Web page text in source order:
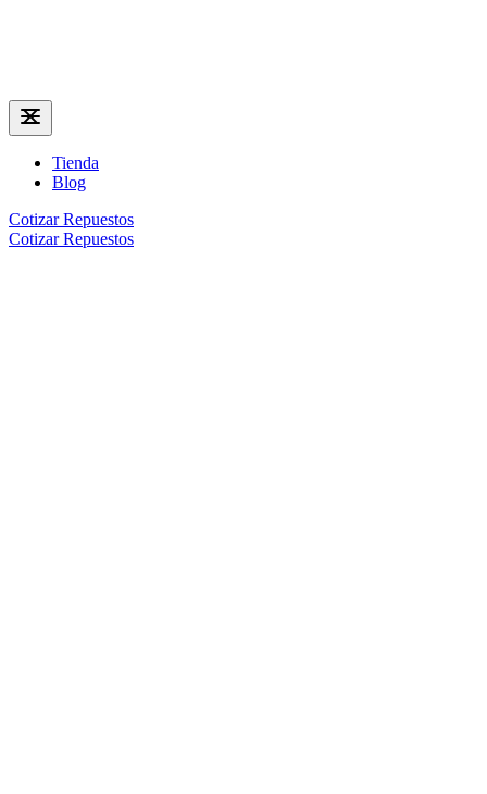
Tienda
Blog
Cotizar Repuestos
Cotizar Repuestos